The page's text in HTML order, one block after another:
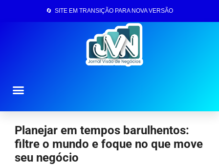
🔄 SITE EM TRANSIÇÃO PARA NOVA VERSÃO
Planejar em tempos barulhentos:
filtre o mundo e foque no que move
seu negócio